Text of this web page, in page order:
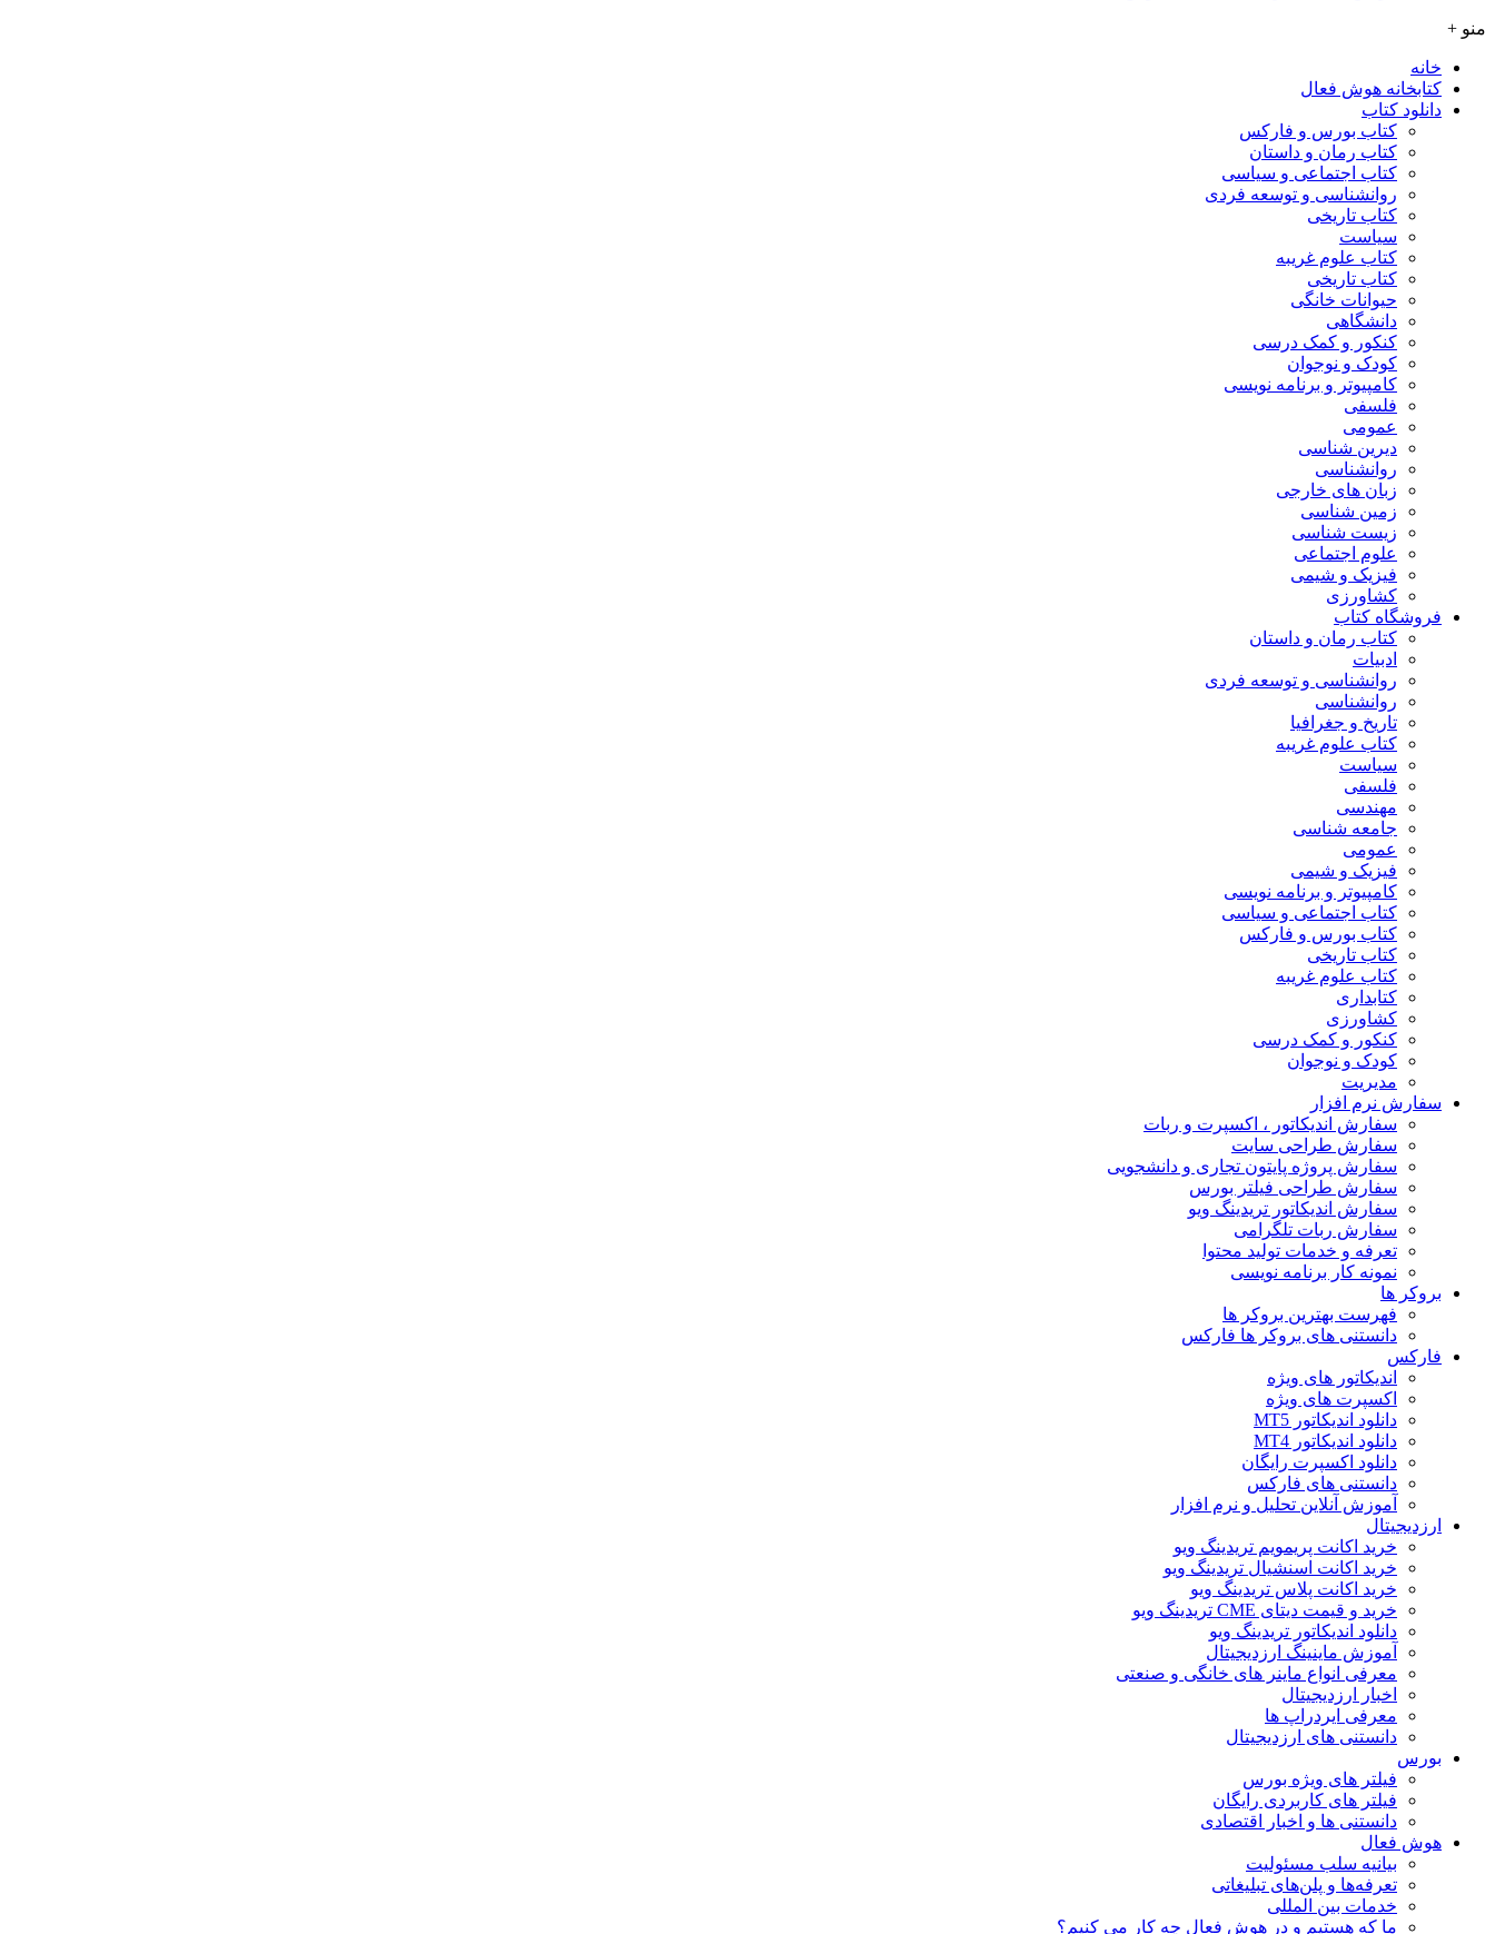
منو +
خانه
کتابخانه هوش فعال
دانلود کتاب
کتاب بورس و فارکس
کتاب رمان و داستان
کتاب اجتماعی و سیاسی
روانشناسی و توسعه فردی
کتاب تاریخی
سیاست
کتاب علوم غریبه
کتاب تاریخی
حیوانات خانگی
دانشگاهی
کنکور و کمک‌ درسی
کودک و نوجوان
کامپیوتر و برنامه نویسی
فلسفی
عمومی
دیرین شناسی
روانشناسی
زبان های خارجی
زمین شناسی
زیست شناسی
علوم اجتماعی
فیزیک و شیمی
کشاورزی
فروشگاه کتاب
کتاب رمان و داستان
ادبیات
روانشناسی و توسعه فردی
روانشناسی
تاریخ و جغرافیا
کتاب علوم غریبه
سیاست
فلسفی
مهندسی
جامعه شناسی
عمومی
فیزیک و شیمی
کامپیوتر و برنامه نویسی
کتاب اجتماعی و سیاسی
کتاب بورس و فارکس
کتاب تاریخی
کتاب علوم غریبه
کتابداری
کشاورزی
کنکور و کمک‌ درسی
کودک و نوجوان
مدیریت
سفارش نرم افزار
سفارش اندیکاتور ، اکسپرت و ربات
سفارش طراحی سایت
سفارش پروژه پایتون تجاری و دانشجویی
سفارش طراحی فیلتر بورس
سفارش اندیکاتور تریدینگ ویو
سفارش ربات تلگرامی
تعرفه و خدمات تولید محتوا
نمونه کار برنامه نویسی
بروکر ها
فهرست بهترین بروکر ها
دانستنی های بروکر ها فارکس
فارکس
اندیکاتور های ویژه
اکسپرت های ویژه
دانلود اندیکاتور MT5
دانلود اندیکاتور MT4
دانلود اکسپرت رایگان
دانستنی های فارکس
آموزش آنلاین تحلیل و نرم افزار
ارزدیجیتال
خرید اکانت پریمویم تریدینگ ویو
خرید اکانت اسنشیال تریدینگ ویو
خرید اکانت پلاس تریدینگ ویو
خرید و قیمت دیتای CME تریدینگ ویو
دانلود اندیکاتور تریدینگ ویو
آموزش ماینینگ ارزدیجیتال
معرفی انواع ماینر های خانگی و صنعتی
اخبار ارزدیجیتال
معرفی ایردراپ ها
دانستنی های ارزدیجیتال
بورس
فیلتر های ویژه بورس
فیلتر های کاربردی رایگان
دانستنی ها و اخبار اقتصادی
هوش فعال
بیانیه سلب مسئولیت
تعرفه‌ها و پلن‌های تبلیغاتی
خدمات بین المللی
ما که هستیم و در هوش فعال چه کار می کنیم؟